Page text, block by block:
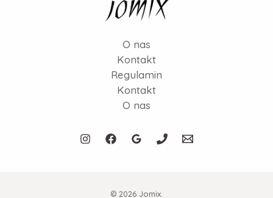
O nas
Kontakt
Regulamin
Kontakt
O nas
© 2026 Jomix.